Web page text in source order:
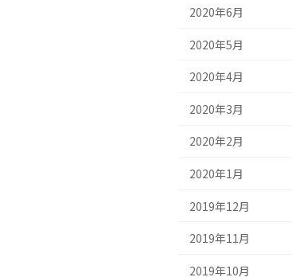
2020年6月
2020年5月
2020年4月
2020年3月
2020年2月
2020年1月
2019年12月
2019年11月
2019年10月